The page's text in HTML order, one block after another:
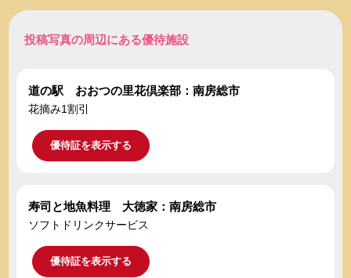
投稿写真の周辺にある優待施設
道の駅 おおつの里花倶楽部：南房総市
花摘み1割引
優待証を表示する
寿司と地魚料理 大徳家：南房総市
ソフトドリンクサービス
優待証を表示する